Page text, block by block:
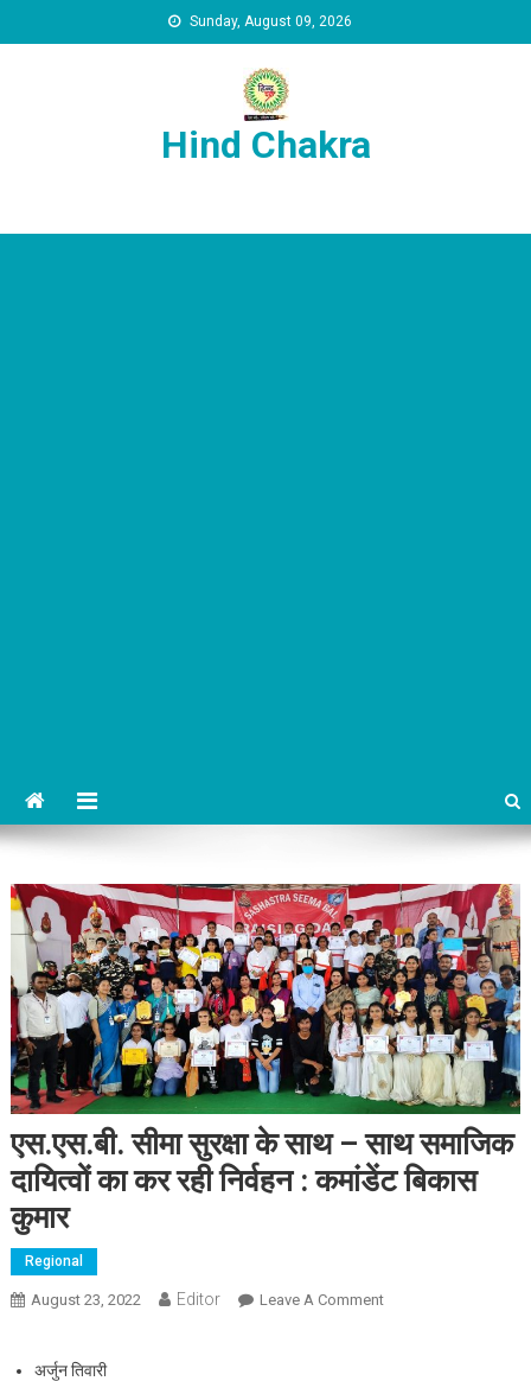
Sunday, August 09, 2026
Hind Chakra
एस.एस.बी. सीमा सुरक्षा के साथ – साथ समाजिक
दायित्वों का कर रही निर्वहन : कमांडेंट बिकास
कुमार
Regional
August 23, 2022 Editor Leave A CommentOn एस.एस.बी. सीमा सुरक्षा
अर्जुन तिवारी